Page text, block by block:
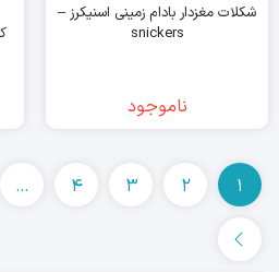
شکلات مغزدار بادام زمینی اسنیکرز –
snickers
ناموجود
1
2
3
4
…